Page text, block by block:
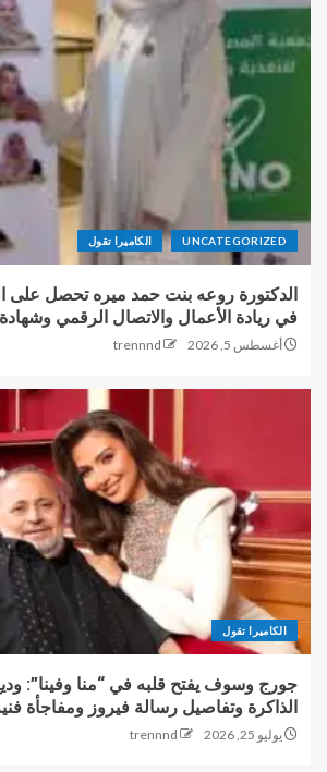
UNCATEGORIZED الكاميرا تقول
الدكتورة روعه بنت حمد ميره تحصل على
في ريادة الأعمال والاتصال الرقمي وشهادة
أغسطس 5, 2026 trennnd
الكاميرا تقول
جورج وسوف يفتح قلبه في “منا وفينا”:
الذاكرة وتفاصيل رسالة فيروز ومفاجأة
يوليو 25, 2026 trennnd